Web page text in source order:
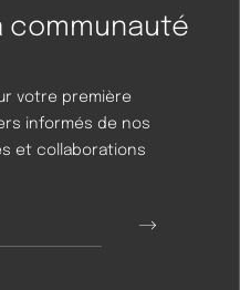
communauté
votre première
informés de nos
et collaborations